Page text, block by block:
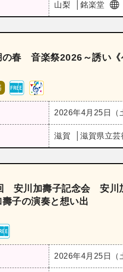
山梨 銘楽堂
の春 音楽祭2026～誘い《
2026年4月25日（
滋賀 滋賀県立芸
安川加壽子記念会 安川
子の演奏と想い出
2026年4月25日（